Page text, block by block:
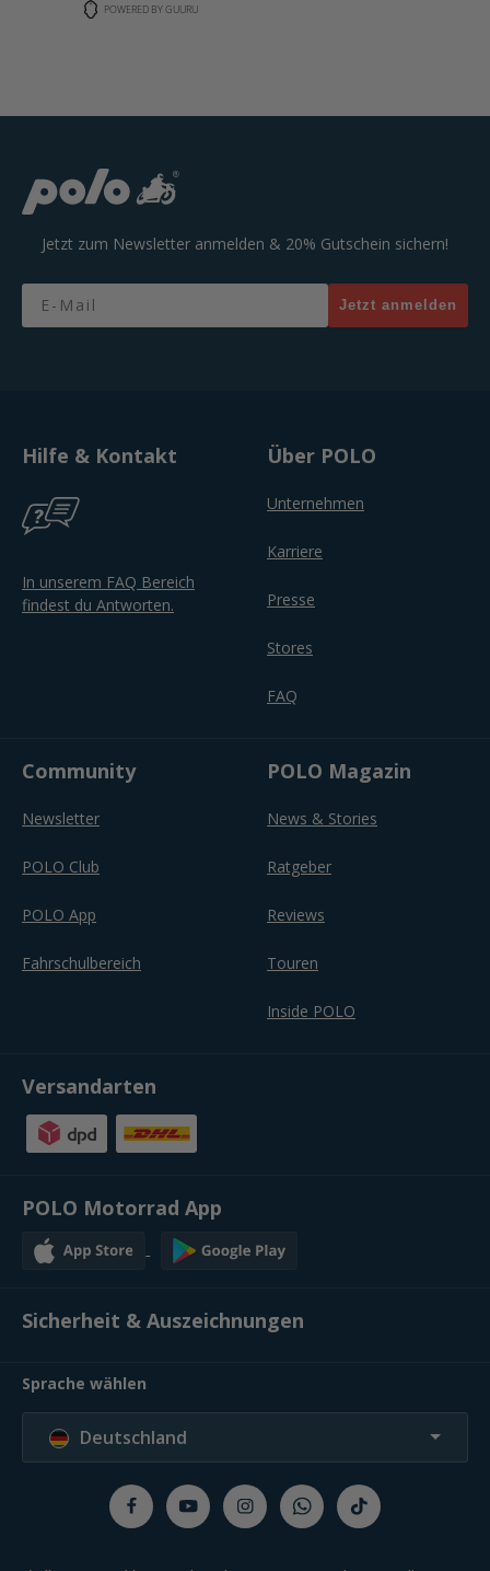
POWERED BY GUURU
Jetzt zum Newsletter anmelden & 20% Gutschein sichern!
Email
Jetzt anmelden
Hilfe & Kontakt
In unserem FAQ Bereich
findest du Antworten.
Über POLO
Unternehmen
Karriere
Presse
Stores
FAQ
Community
Newsletter
POLO Club
POLO App
Fahrschulbereich
POLO Magazin
News & Stories
Ratgeber
Reviews
Touren
Inside POLO
Versandarten
POLO Motorrad App
Sicherheit & Auszeichnungen
Sprache wählen
Deutschland